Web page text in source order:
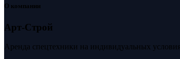
О компании
Арт-Строй
Аренда спецтехники на индивидуальных